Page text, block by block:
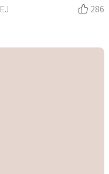
EJ
286